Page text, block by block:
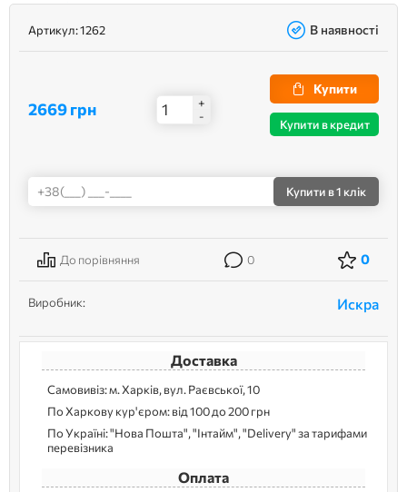
Артикул:1262 В наявності
2669 грн
+
-
Купити
Купити в кредит
Купити в 1 клік
До порівняння 0 0
Виробник: Искра
Доставка
Самовивіз: м. Харків, вул. Раєвської, 10
По Харкову кур'єром: від 100 до 200 грн
По Україні: "Нова Пошта", "Інтайм", "Delivery" за тарифами
перевізника
Оплата